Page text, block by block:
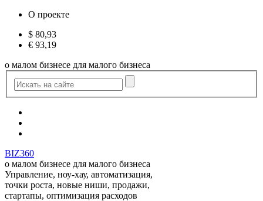
О проекте
$ 80,93
€ 93,19
о малом бизнесе для малого бизнеса
BIZ360
о малом бизнесе для малого бизнеса
Управление, ноу-хау, автоматизация,
точки роста, новые ниши, продажи,
стартапы, оптимизация расходов